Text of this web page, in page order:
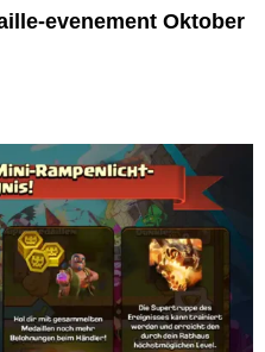
evenement Oktober